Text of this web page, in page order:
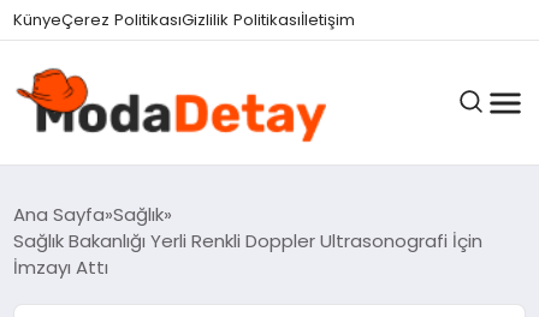
KünyeÇerez PolitikasıGizlilik Politikasıİletişim
GÜNDEM
DÜNYA
Ana Sayfa Sağlık
Sağlık Bakanlığı Yerli Renkli Doppler Ultrasonografi İçin
İmzayı Attı